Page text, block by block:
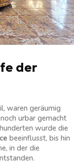
der
waren geräumig
urbar gemacht
wurde die
beeinflusst, bis hin
in der die